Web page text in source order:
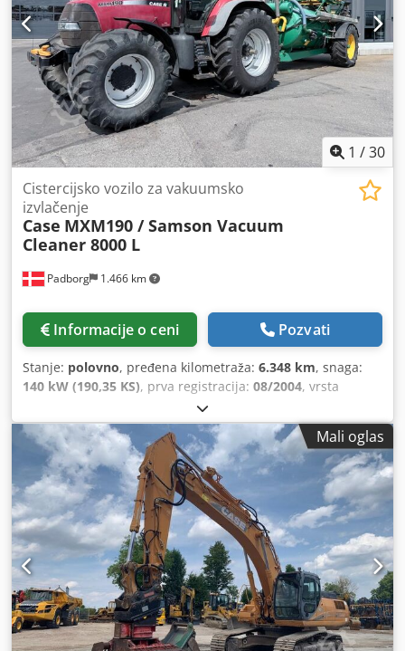
1 /30
Padborg 1.466 km
Cistercijsko vozilo za vakuumsko
izvlačenje
Case MXM190 / Samson Vacuum
Cleaner 8000 L
Informacije o ceni Pozvati
Stanje: polovno, pređena kilometraža: 6.348 km, snaga:
140 kW (190,35 KS), prva registracija: 08/2004, vrsta
, Godina proizvodnje:
Model: MXM190 / Samson Usisivač 8000 L Godina: 2004
Stanje: Dobro Serijski broj: ACM231045 Ref. br.: 8084
Datum registracije: Snaga: 190 KS Djdpfeynq Dbjx Ag Nekr
Radni sati: 6348 Menjač: Potpuni powershift 19+6
Rezervoar za dizel: 1 Zapremina rezervoara: 400 L Radio: ?
Vazdušno sedište: ? Disk kočnice: Mokre kočnice Dimenzije
pneumatika: 600/65R25 + 650/75R38 - 520/70R34 Preostali
dezen: 60% 90% - 40% Kutija za alat: ? Hidraulični sistem: ?
Proizvođač rezervoara: Samson Kapacitet rezervoara: 8000
L Visokotlačna pumpa: 2 x HPP Kapacitet visokog pritiska:
122 l/min - 130 bar Vakuum pumpa: Samson Daljinsko
upravljanje: ?
Mali oglas